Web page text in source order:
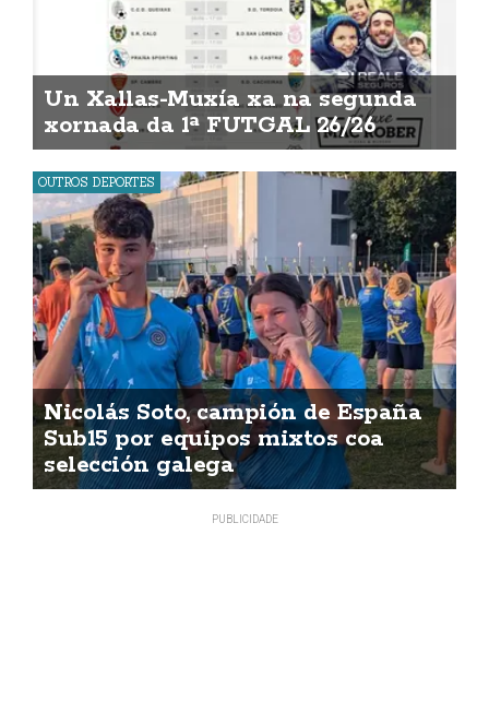
Un Xallas-Muxía xa na segunda
xornada da 1ª FUTGAL 26/26
OUTROS DEPORTES
Nicolás Soto, campión de España
Sub15 por equipos mixtos coa
selección galega